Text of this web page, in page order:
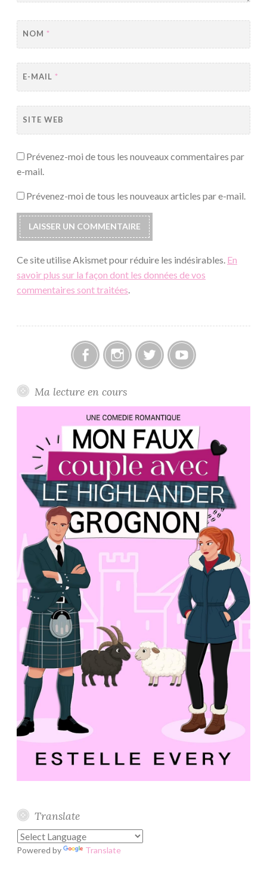
NOM *
E-MAIL *
SITE WEB
Prévenez-moi de tous les nouveaux commentaires par
e-mail.
Prévenez-moi de tous les nouveaux articles par e-mail.
Ce site utilise Akismet pour réduire les indésirables. En
savoir plus sur la façon dont les données de vos
commentaires sont traitées.
Ma lecture en cours
Translate
Powered by Translate